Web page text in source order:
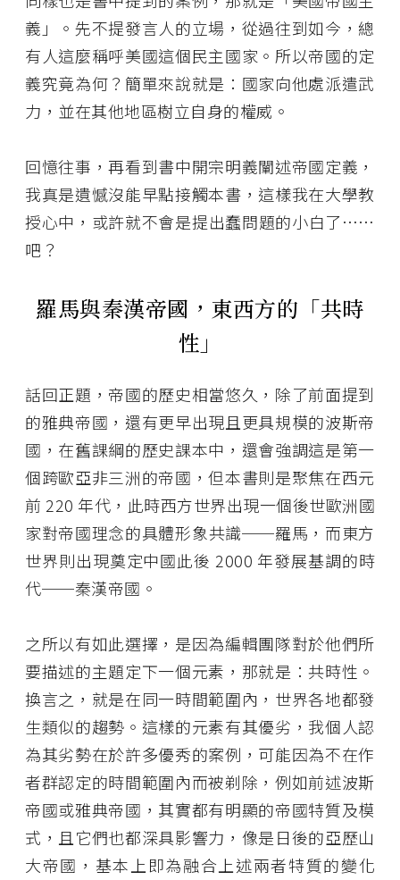
義」。先不提發言人的立場，從過往到如今，總
有人這麼稱呼美國這個民主國家。所以帝國的定
義究竟為何？簡單來說就是：國家向他處派遣武
力，並在其他地區樹立自身的權威。
回憶往事，再看到書中開宗明義闡述帝國定義，
我真是遺憾沒能早點接觸本書，這樣我在大學教
授心中，或許就不會是提出蠢問題的小白了……
吧？
羅馬與秦漢帝國，東西方的「共時
性」
話回正題，帝國的歷史相當悠久，除了前面提到
的雅典帝國，還有更早出現且更具規模的波斯帝
國，在舊課綱的歷史課本中，還會強調這是第一
個跨歐亞非三洲的帝國，但本書則是聚焦在西元
前 220 年代，此時西方世界出現一個後世歐洲國
家對帝國理念的具體形象共識──羅馬，而東方
世界則出現奠定中國此後 2000 年發展基調的時
代──秦漢帝國。
之所以有如此選擇，是因為編輯團隊對於他們所
要描述的主題定下一個元素，那就是：共時性。
換言之，就是在同一時間範圍內，世界各地都發
生類似的趨勢。這樣的元素有其優劣，我個人認
為其劣勢在於許多優秀的案例，可能因為不在作
者群認定的時間範圍內而被剃除，例如前述波斯
帝國或雅典帝國，其實都有明顯的帝國特質及模
式，且它們也都深具影響力，像是日後的亞歷山
大帝國，基本上即為融合上述兩者特質的變化